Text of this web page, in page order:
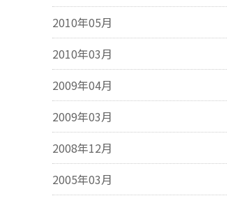
2010年05月
2010年03月
2009年04月
2009年03月
2008年12月
2005年03月